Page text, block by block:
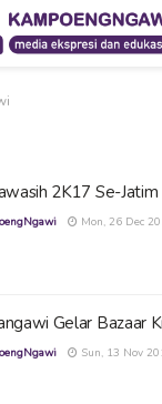
2K17 Se-Jatim
Mon, 26 Dec
Gelar Bazaar
Sun, 13 Nov